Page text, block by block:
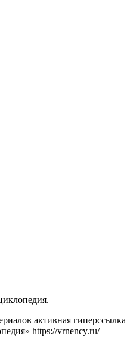
активная гиперссылка
https://vrnency.ru/